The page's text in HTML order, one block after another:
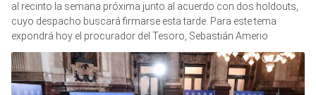
al recinto la semana próxima junto al acuerdo con dos holdouts,
cuyo despacho buscará firmarse esta tarde. Para este tema
expondrá hoy el procurador del Tesoro, Sebastián Amerio